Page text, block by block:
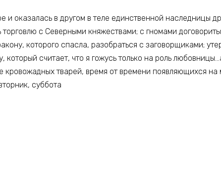
и оказалась в другом в теле единственной наследницы
торговлю с Северными княжествами; с гномами
которого спасла, разобраться с заговорщиками;
который считает, что я гожусь только на роль
кровожадных тварей, время от времени появляющихся на
суббота